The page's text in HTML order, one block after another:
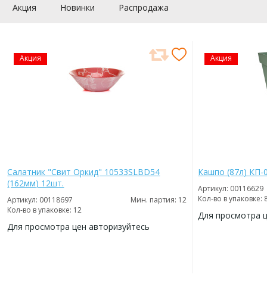
Акция Новинки Распродажа
Акция
Салатник "Свит Оркид" 10533SLBD54
(162мм) 12шт.
Артикул: 00118697
Мин. партия: 12
Кол-во в упаковке: 12
Для просмотра цен авторизуйтесь
Акция
Кашпо (87л) КП-
Артикул: 00116629
Кол-во в упаковке:
Для просмотра